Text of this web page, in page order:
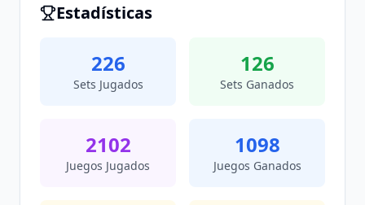
Estadísticas
226
Sets Jugados
126
Sets Ganados
2102
Juegos Jugados
1098
Juegos Ganados